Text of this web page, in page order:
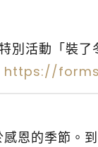
別活動「裝了
https://
感恩的季節。